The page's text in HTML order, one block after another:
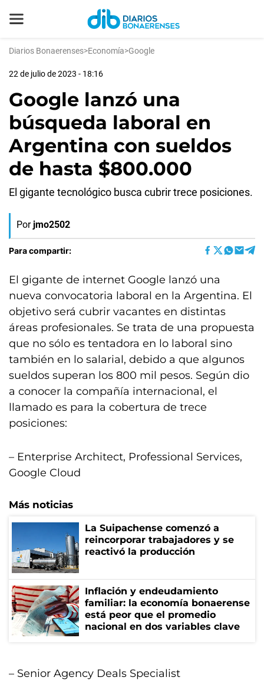
Diarios Bonaerenses>Economía>Google
22 de julio de 2023 - 18:16
Google lanzó una
búsqueda laboral en
Argentina con sueldos
de hasta $800.000
El gigante tecnológico busca cubrir trece posiciones.
Por jmo2502
Para compartir:
El gigante de internet Google lanzó una
nueva convocatoria laboral en la Argentina. El
objetivo será cubrir vacantes en distintas
áreas profesionales. Se trata de una propuesta
que no sólo es tentadora en lo laboral sino
también en lo salarial, debido a que algunos
sueldos superan los 800 mil pesos. Según dio
a conocer la compañía internacional, el
llamado es para la cobertura de trece
posiciones:
– Enterprise Architect, Professional Services,
Google Cloud
Más noticias
La Suipachense comenzó a
reincorporar trabajadores y se
reactivó la producción
Inflación y endeudamiento
familiar: la economía bonaerense
está peor que el promedio
nacional en dos variables clave
– Senior Agency Deals Specialist